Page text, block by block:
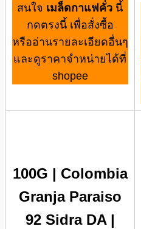
สนใจ เมล็ดกาแฟคั่ว นี้
กดตรงนี้ เพื่อสั่งซื้อ
หรืออ่านรายละเอียดอื่นๆ
และดูราคาจำหน่ายได้ที่
shopee
100G | Colombia
Granja Paraiso
92 Sidra DA |